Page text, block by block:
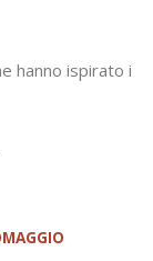
hanno ispirato i